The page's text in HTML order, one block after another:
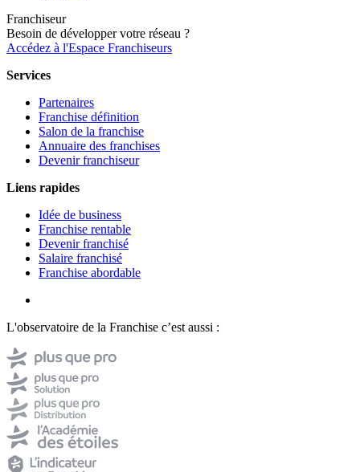
Franchiseur
Besoin de développer votre réseau ?
Accédez à l'Espace Franchiseurs
Services
Partenaires
Franchise définition
Salon de la franchise
Annuaire des franchises
Devenir franchiseur
Liens rapides
Idée de business
Franchise rentable
Devenir franchisé
Salaire franchisé
Franchise abordable
L'observatoire de la Franchise c’est aussi :